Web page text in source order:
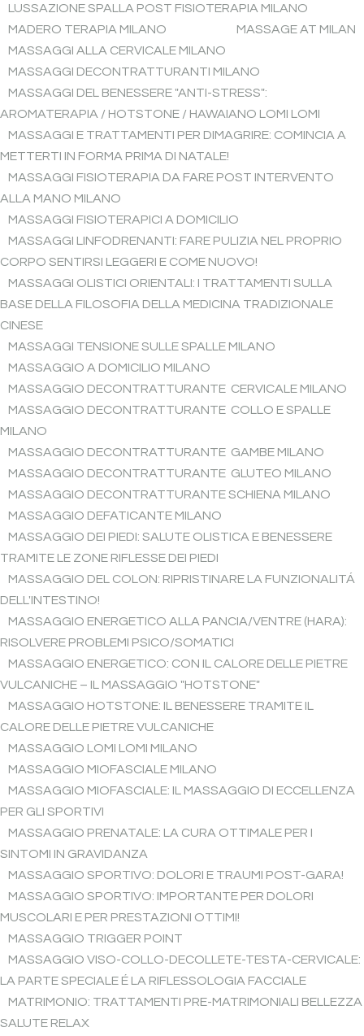
LUSSAZIONE SPALLA POST FISIOTERAPIA MILANO
MADERO TERAPIA MILANO
MASSAGE AT MILAN
MASSAGGI ALLA CERVICALE MILANO
MASSAGGI DECONTRATTURANTI MILANO
MASSAGGI DEL BENESSERE "ANTI-STRESS":
AROMATERAPIA / HOTSTONE / HAWAIANO LOMI LOMI
MASSAGGI E TRATTAMENTI PER DIMAGRIRE: COMINCIA A
METTERTI IN FORMA PRIMA DI NATALE!
MASSAGGI FISIOTERAPIA DA FARE POST INTERVENTO
ALLA MANO MILANO
MASSAGGI FISIOTERAPICI A DOMICILIO
MASSAGGI LINFODRENANTI: FARE PULIZIA NEL PROPRIO
CORPO SENTIRSI LEGGERI E COME NUOVO!
MASSAGGI OLISTICI ORIENTALI: I TRATTAMENTI SULLA
BASE DELLA FILOSOFIA DELLA MEDICINA TRADIZIONALE
CINESE
MASSAGGI TENSIONE SULLE SPALLE MILANO
MASSAGGIO A DOMICILIO MILANO
MASSAGGIO DECONTRATTURANTE CERVICALE MILANO
MASSAGGIO DECONTRATTURANTE COLLO E SPALLE
MILANO
MASSAGGIO DECONTRATTURANTE GAMBE MILANO
MASSAGGIO DECONTRATTURANTE GLUTEO MILANO
MASSAGGIO DECONTRATTURANTE SCHIENA MILANO
MASSAGGIO DEFATICANTE MILANO
MASSAGGIO DEI PIEDI: SALUTE OLISTICA E BENESSERE
TRAMITE LE ZONE RIFLESSE DEI PIEDI
MASSAGGIO DEL COLON: RIPRISTINARE LA FUNZIONALITÁ
DELL'INTESTINO!
MASSAGGIO ENERGETICO ALLA PANCIA/VENTRE (HARA):
RISOLVERE PROBLEMI PSICO/SOMATICI
MASSAGGIO ENERGETICO: CON IL CALORE DELLE PIETRE
VULCANICHE – IL MASSAGGIO "HOTSTONE"
MASSAGGIO HOTSTONE: IL BENESSERE TRAMITE IL
CALORE DELLE PIETRE VULCANICHE
MASSAGGIO LOMI LOMI MILANO
MASSAGGIO MIOFASCIALE MILANO
MASSAGGIO MIOFASCIALE: IL MASSAGGIO DI ECCELLENZA
PER GLI SPORTIVI
MASSAGGIO PRENATALE: LA CURA OTTIMALE PER I
SINTOMI IN GRAVIDANZA
MASSAGGIO SPORTIVO: DOLORI E TRAUMI POST-GARA!
MASSAGGIO SPORTIVO: IMPORTANTE PER DOLORI
MUSCOLARI E PER PRESTAZIONI OTTIMI!
MASSAGGIO TRIGGER POINT
MASSAGGIO VISO-COLLO-DECOLLETE-TESTA-CERVICALE:
LA PARTE SPECIALE É LA RIFLESSOLOGIA FACCIALE
MATRIMONIO: TRATTAMENTI PRE-MATRIMONIALI BELLEZZA
SALUTE RELAX